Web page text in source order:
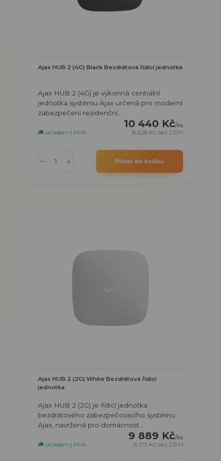
Ajax HUB 2 (4G) Black Bezdrátová řídící jednotka
Ajax HUB 2 (4G) je výkonná centrální
jednotka systému Ajax určená pro moderní
zabezpečení rezidenční...
10 440 Kč/ks
8 628 Kč bez DPH
🚚 skladem | PHA
Přidat do košíku
Ajax HUB 2 (2G) White Bezdrátová řídící
jednotka
Ajax HUB 2 (2G) je řídicí jednotka
bezdrátového zabezpečovacího systému
Ajax, navržená pro domácnost...
9 889 Kč/ks
8 173 Kč bez DPH
🚚 skladem | PHA